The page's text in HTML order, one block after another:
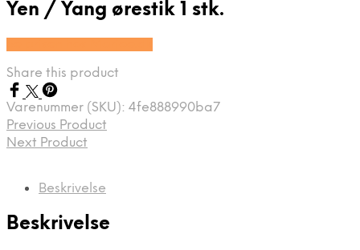
Yen / Yang ørestik 1 stk.
Share this product
Varenummer (SKU): 4fe888990ba7
Previous Product
Next Product
Beskrivelse
Beskrivelse